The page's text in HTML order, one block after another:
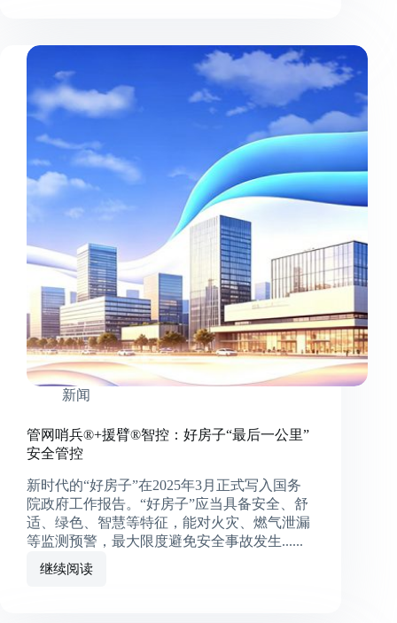
新闻
管网哨兵®+援臂®智控：好房子“最后一公里”
安全管控
新时代的“好房子”在2025年3月正式写入国务
院政府工作报告。“好房子”应当具备安全、舒
适、绿色、智慧等特征，能对火灾、燃气泄漏
等监测预警，最大限度避免安全事故发生......
继续阅读